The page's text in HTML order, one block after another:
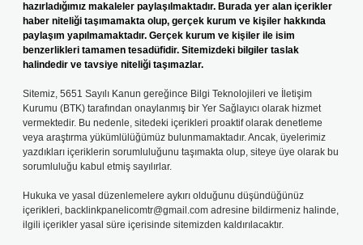
hazırladığımız makaleler paylaşılmaktadır. Burada yer alan içerikler
haber niteliği taşımamakta olup, gerçek kurum ve kişiler hakkında
paylaşım yapılmamaktadır. Gerçek kurum ve kişiler ile isim
benzerlikleri tamamen tesadüfidir. Sitemizdeki bilgiler taslak
halindedir ve tavsiye niteliği taşımazlar.
Sitemiz, 5651 Sayılı Kanun gereğince Bilgi Teknolojileri ve İletişim
Kurumu (BTK) tarafından onaylanmış bir Yer Sağlayıcı olarak hizmet
vermektedir. Bu nedenle, sitedeki içerikleri proaktif olarak denetleme
veya araştırma yükümlülüğümüz bulunmamaktadır. Ancak, üyelerimiz
yazdıkları içeriklerin sorumluluğunu taşımakta olup, siteye üye olarak bu
sorumluluğu kabul etmiş sayılırlar.
Hukuka ve yasal düzenlemelere aykırı olduğunu düşündüğünüz
içerikleri, backlinkpanelicomtr@gmail.com adresine bildirmeniz halinde,
ilgili içerikler yasal süre içerisinde sitemizden kaldırılacaktır.